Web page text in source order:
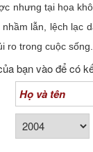
nhưng tại họa
lẫn, lệch lạc
ro trong cuộc sống.
bạn vào để có